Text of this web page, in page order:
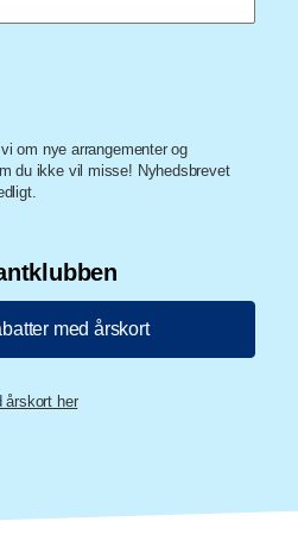
om nye arrangementer og
du ikke vil misse! Nyhedsbrevet
med årskort
årskort her